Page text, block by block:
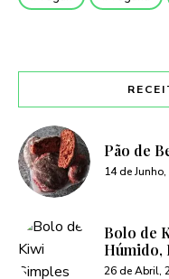
Pão de
14 de
Bolo de
Húmido,
26 de Abril,